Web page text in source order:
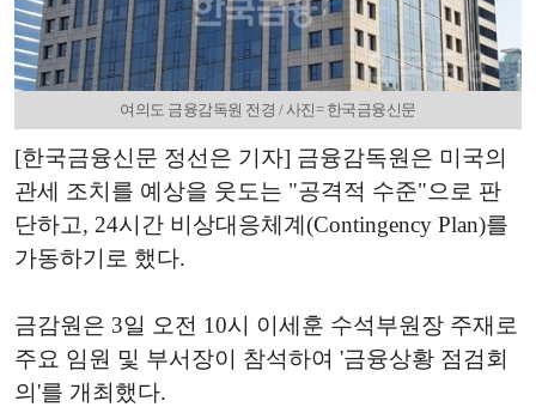
여의도 금융감독원 전경 / 사진= 한국금융신문
[한국금융신문 정선은 기자] 금융감독원은 미국의
관세 조치를 예상을 웃도는 "공격적 수준"으로 판
단하고, 24시간 비상대응체계(Contingency Plan)를
가동하기로 했다.
금감원은 3일 오전 10시 이세훈 수석부원장 주재로
주요 임원 및 부서장이 참석하여 '금융상황 점검회
의'를 개최했다.